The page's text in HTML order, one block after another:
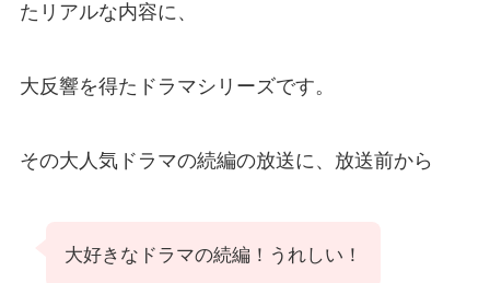
たリアルな内容に、
大反響を得たドラマシリーズです。
その大人気ドラマの続編の放送に、放送前から
大好きなドラマの続編！うれしい！